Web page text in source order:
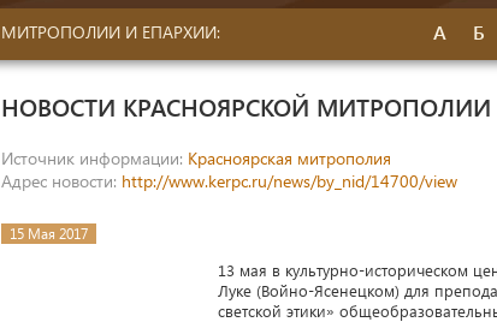
МИТРОПОЛИИ И ЕПАРХИИ: А Б
НОВОСТИ КРАСНОЯРСКОЙ МИТРОПОЛИИ
Источник информации: Красноярская митрополия
Адрес новости: http://www.kerpc.ru/news/by_nid/14700/view
15 Мая 2017
13 мая в культурно-историческом
Луке (Войно-Ясенецком) для
светской этики»